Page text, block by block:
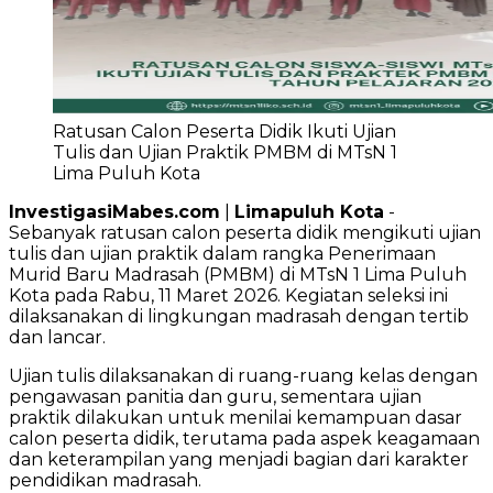
Ratusan Calon Peserta Didik Ikuti Ujian
Tulis dan Ujian Praktik PMBM di MTsN 1
Lima Puluh Kota
InvestigasiMabes.com
Limapuluh Kota -
Sebanyak ratusan calon peserta didik mengikuti ujian
tulis dan ujian praktik dalam rangka Penerimaan
Murid Baru Madrasah (PMBM) di MTsN 1 Lima Puluh
Kota pada Rabu, 11 Maret 2026. Kegiatan seleksi ini
dilaksanakan di lingkungan madrasah dengan tertib
dan lancar.
Ujian tulis dilaksanakan di ruang-ruang kelas dengan
pengawasan panitia dan guru, sementara ujian
praktik dilakukan untuk menilai kemampuan dasar
calon peserta didik, terutama pada aspek keagamaan
dan keterampilan yang menjadi bagian dari karakter
pendidikan madrasah.